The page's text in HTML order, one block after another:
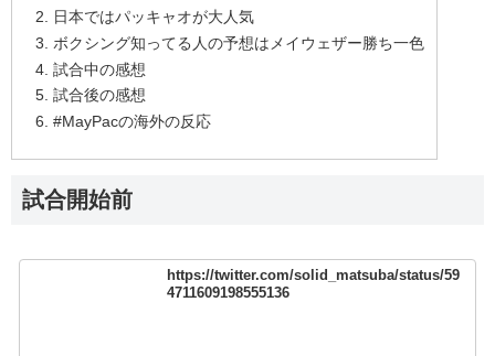
日本ではパッキャオが大人気
ボクシング知ってる人の予想はメイウェザー勝ち一色
試合中の感想
試合後の感想
#MayPacの海外の反応
試合開始前
https://twitter.com/solid_matsuba/status/59
4711609198555136